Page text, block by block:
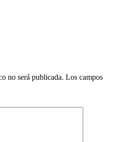
no será publicada. Los campos